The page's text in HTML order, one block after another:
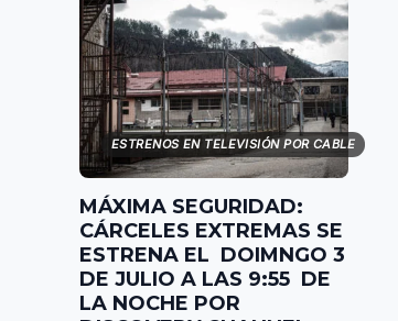
ESTRENOS EN TELEVISIÓN POR CABLE
MÁXIMA SEGURIDAD:
CÁRCELES EXTREMAS SE
ESTRENA EL DOIMNGO 3
DE JULIO A LAS 9:55 DE
LA NOCHE POR